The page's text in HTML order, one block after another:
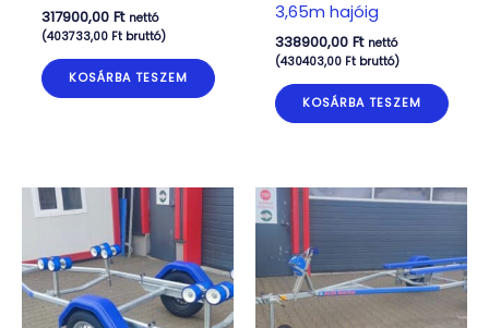
317900,00 Ft nettó
(403733,00 Ftbruttó)
KOSÁRBA TESZEM
3,65m hajóig
338900,00 Ft nettó
(430403,00 Ftbruttó)
KOSÁRBA TESZEM